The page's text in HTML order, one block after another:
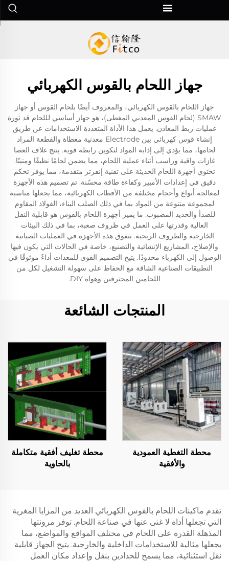
جهاز اللحام بالقوس الكهربائي
جهاز اللحام بالقوس الكهربائي، والمعروف أيضًا بلحام القوس أو جهاز
SMAW (لحام القوس المعدني المغطى)، هو جهاز أساسي لللحام قد ثورة
عمليات ربط المعادن. يعمل هذا الأداة المتعددة الاستخدامات عن طريق
إنشاء قوس كهربائي بين Electrode معدنية مغطاة والقطعة المراد
لحامها، مما يؤدي إلى إذابة المواد لتكوين رابطة قوية. ينتج غلاف العصا
غازات واقية وراسب أثناء عملية اللحام، مما يضمن لحامًا نظيفًا ومتينًا.
تحتوي أجهزة اللحام الحديثة على تقنية إنفرتر متقدمة، مما يوفر تحكم
دقيق في إعدادات الأمبير وكفاءة طاقة محسّنة. تم تصميم هذه الأجهزة
لمعالجة أنواع وأحجام مختلفة من الأقطاب الكهربائية، مما يجعلها مناسبة
لمجموعة متنوعة من المواد بما في ذلك الصلب البناء، الفولاذ المقاوم
للصدأ والحديد المصبوب. ما يميز أجهزة اللحام بالقوس هو قابلية النقل
العالية وقدرتها على العمل في ظروف صعبة، بما في ذلك البيئات
الخارجية والظروف الريحية. تتفوق هذه الأجهزة في العمليات الصيانية
والإصلاح، المشاريع الإنشائية والتصنيع، خاصة في الحالات التي يكون فيها
الوصول إلى الكهرباء محدودًا. يتيح التصميم القوي للمعدات أداءً موثوقًا في
التطبيقات الصناعية الشاقة مع الحفاظ على سهولة التشغيل لكل من
اللحامين المحترفين وهواة DIY.
المنتجات الشائعة
محطة التغطية العمودية
والأفقية
محطة تغليف أفقية متكاملة
بالحاوية
تقدم ماكينات اللحام بالقوس الكهربائي العديد من المزايا المغرية
التي تجعلها أداة لا غنى عنها في صناعة اللحام. توفر مرونتها
المذهلة القدرة على اللحام في مختلف المواقع والمواضع، مما
يجعلها مثالية للاستخدامات الداخلية والخارجية. يتيح الجهاز قابلية
نقل استثنائية، مما يسمح للحدادين بنقل وإعداد مكان العمل